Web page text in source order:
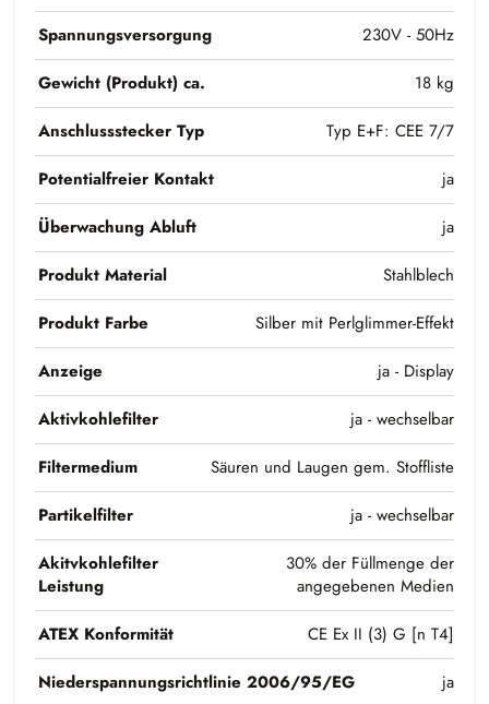
Spannungsversorgung
230V - 50Hz
Gewicht (Produkt) ca.
18 kg
Anschlussstecker Typ
Typ E+F: CEE 7/7
Potentialfreier Kontakt
ja
Überwachung Abluft
ja
Produkt Material
Stahlblech
Produkt Farbe
Silber mit Perlglimmer-Effekt
Anzeige
ja - Display
Aktivkohlefilter
ja - wechselbar
Filtermedium
Säuren und Laugen gem. Stoffliste
Partikelfilter
ja - wechselbar
Akitvkohlefilter
Leistung
30% der Füllmenge der
angegebenen Medien
ATEX Konformität
CE Ex II (3) G [n T4]
Niederspannungsrichtlinie 2006/95/EG
ja